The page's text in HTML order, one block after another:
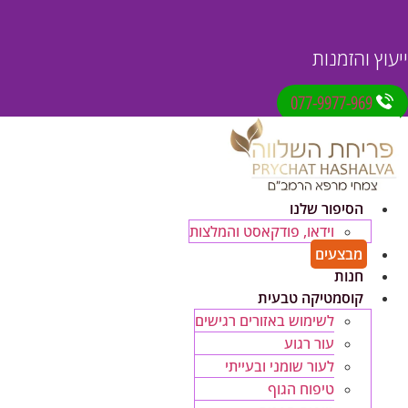
ייעוץ והזמנות
077-9977-969
הסיפור שלנו
וידאו, פודקאסט והמלצות
מבצעים
חנות
קוסמטיקה טבעית
לשימוש באזורים רגישים
עור רגוע
לעור שומני ובעייתי
טיפוח הגוף